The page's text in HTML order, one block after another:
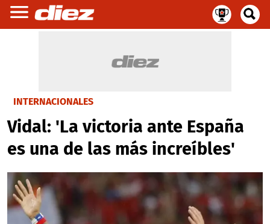
INTERNACIONALES
Vidal: 'La victoria ante España
es una de las más increíbles'